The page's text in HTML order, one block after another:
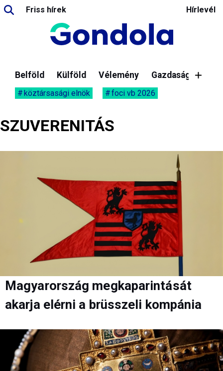
Friss hírek Hírlevél
Belföld Külföld Vélemény Gazdaság
köztársasági elnök foci vb 2026
SZUVERENITÁS
Magyarország megkaparintását
akarja elérni a brüsszeli kompánia